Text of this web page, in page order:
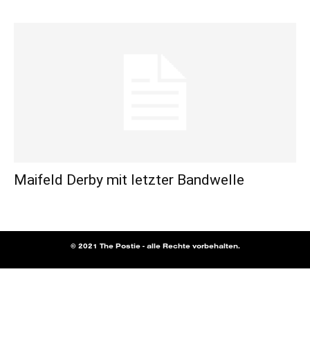
Maifeld Derby mit letzter Bandwelle
© 2021 The Postie - alle Rechte vorbehalten.